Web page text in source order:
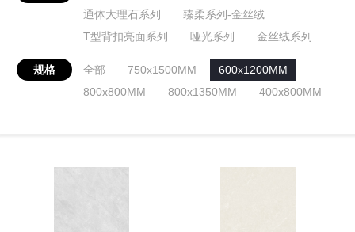
通体大理石系列
臻柔系列-金丝绒
T型背扣亮面系列
哑光系列 金丝绒系列
规格 全部 750x1500MM
600x1200MM
800x800MM
800x1350MM 400x800MM